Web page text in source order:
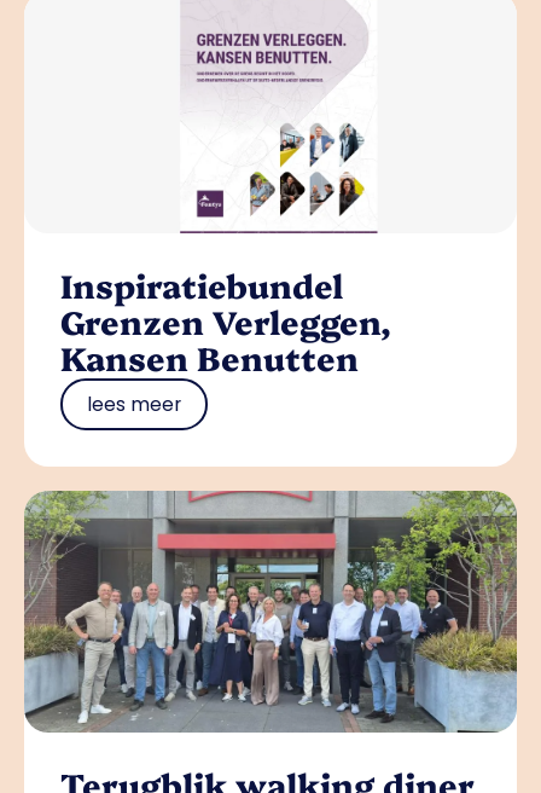
Inspiratiebundel
Grenzen Verleggen,
Kansen Benutten
lees meer
Terugblik walking diner